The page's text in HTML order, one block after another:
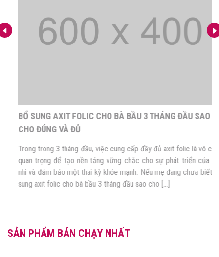
BỔ SUNG AXIT FOLIC CHO BÀ BẦU 3 THÁNG ĐẦU SAO
CHO ĐÚNG VÀ ĐỦ
Trong trong 3 tháng đầu, việc cung cấp đầy đủ axit folic là vô cùng
quan trọng để tạo nền tảng vững chắc cho sự phát triển của thai
nhi và đảm bảo một thai kỳ khỏe mạnh. Nếu mẹ đang chưa biết Bổ
sung axit folic cho bà bầu 3 tháng đầu sao cho […]
SẢN PHẨM BÁN CHẠY NHẤT